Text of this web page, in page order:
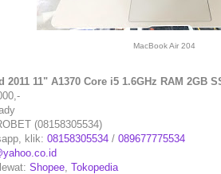
MacBook Air 204
2011 11" A1370 Core i5 1.6GHz RAM 2GB
(08158305534)
klik: 08158305534 / 089677775534
Shopee Tokopedia